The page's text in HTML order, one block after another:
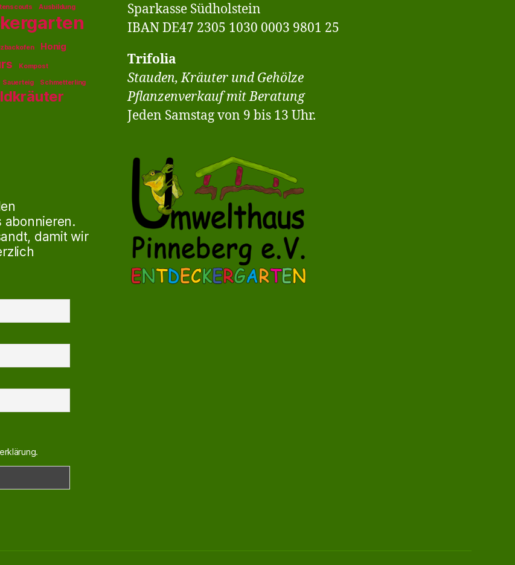
Ausbildung
Honig
Kompost
Sauerteig Schmetterling
abonnieren.
damit wir
Sparkasse Südholstein
IBAN DE47 2305 1030 0003 9801 25
Trifolia
Stauden, Kräuter und Gehölze
Pflanzenverkauf mit Beratung
Jeden Samstag von 9 bis 13 Uhr.